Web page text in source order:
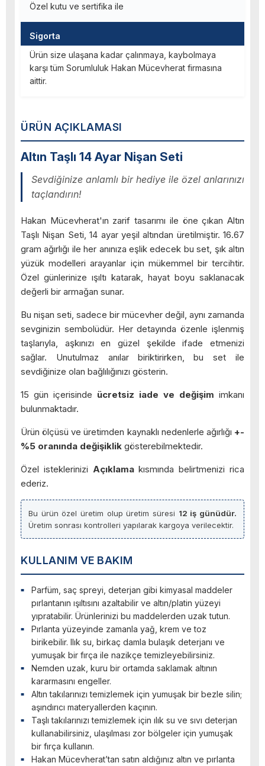
ÜRÜN AÇIKLAMASI
Altın Taşlı 14 Ayar Nişan Seti
Sevdiğinize anlamlı bir hediye ile özel anlarınızı
taçlandırın!
Hakan Mücevherat'ın zarif tasarımı ile öne çıkan Altın
Taşlı Nişan Seti, 14 ayar yeşil altından üretilmiştir. 16.67
gram ağırlığı ile her anınıza eşlik edecek bu set, şık altın
yüzük modelleri arayanlar için mükemmel bir tercihtir.
Özel günlerinize ışıltı katarak, hayat boyu saklanacak
değerli bir armağan sunar.
Bu nişan seti, sadece bir mücevher değil, aynı zamanda
sevginizin sembolüdür. Her detayında özenle işlenmiş
taşlarıyla, aşkınızı en güzel şekilde ifade etmenizi
sağlar. Unutulmaz anılar biriktirirken, bu set ile
sevdiğinize olan bağlılığınızı gösterin.
15 gün içerisinde ücretsiz iade ve değişim imkanı
bulunmaktadır.
Ürün ölçüsü ve üretimden kaynaklı nedenlerle ağırlığı +-
%5 oranında değişiklik gösterebilmektedir.
Özel isteklerinizi Açıklamakısmında belirtmenizi rica
ederiz.
Bu ürün özel üretim olup üretim süresi 12 iş günüdür.
Üretim sonrası kontrolleri yapılarak kargoya verilecektir.
Özel kutu ve sertifika ile
Sigorta
Ürün size ulaşana kadar çalınmaya, kaybolmaya
karşı tüm Sorumluluk Hakan Mücevherat firmasına
aittir.
KULLANIM VE BAKIM
Parfüm, saç spreyi, deterjan gibi kimyasal maddeler
pırlantanın ışıltısını azaltabilir ve altın/platin yüzeyi
yıpratabilir. Ürünlerinizi bu maddelerden uzak tutun.
Pırlanta yüzeyinde zamanla yağ, krem ve toz
birikebilir. Ilık su, birkaç damla bulaşık deterjanı ve
yumuşak bir fırça ile nazikçe temizleyebilirsiniz.
Nemden uzak, kuru bir ortamda saklamak altının
kararmasını engeller.
Altın takılarınızı temizlemek için yumuşak bir bezle silin;
aşındırıcı materyallerden kaçının.
Taşlı takılarınızı temizlemek için ılık su ve sıvı deterjan
kullanabilirsiniz, ulaşılması zor bölgeler için yumuşak
bir fırça kullanın.
Hakan Mücevherat’tan satın aldığınız altın ve pırlanta